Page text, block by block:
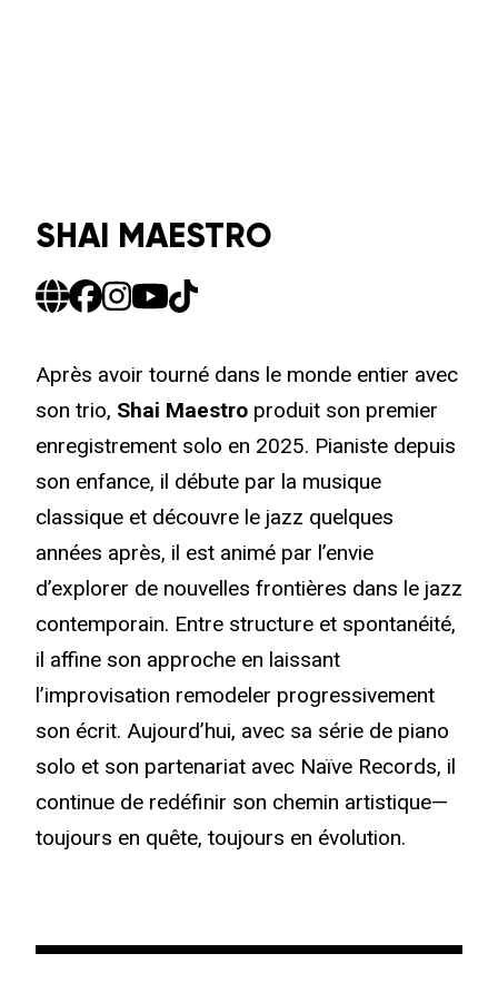
SHAI MAESTRO
Après avoir tourné dans le monde entier avec
son trio, Shai Maestro produit son premier
enregistrement solo en 2025. Pianiste depuis
son enfance, il débute par la musique
classique et découvre le jazz quelques
années après, il est animé par l’envie
d’explorer de nouvelles frontières dans le jazz
contemporain. Entre structure et spontanéité,
il affine son approche en laissant
l’improvisation remodeler progressivement
son écrit. Aujourd’hui, avec sa série de piano
solo et son partenariat avec Naïve Records, il
continue de redéfinir son chemin artistique—
toujours en quête, toujours en évolution.